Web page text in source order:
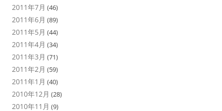
2011年7月 (46)
2011年6月 (89)
2011年5月 (44)
2011年4月 (34)
2011年3月 (71)
2011年2月 (59)
2011年1月 (40)
2010年12月 (28)
2010年11月 (9)